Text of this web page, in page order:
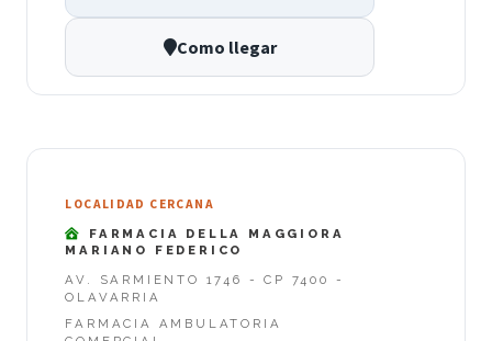
Como llegar
LOCALIDAD CERCANA
FARMACIA DELLA MAGGIORA
MARIANO FEDERICO
AV. SARMIENTO 1746 - CP 7400 -
OLAVARRIA
FARMACIA AMBULATORIA